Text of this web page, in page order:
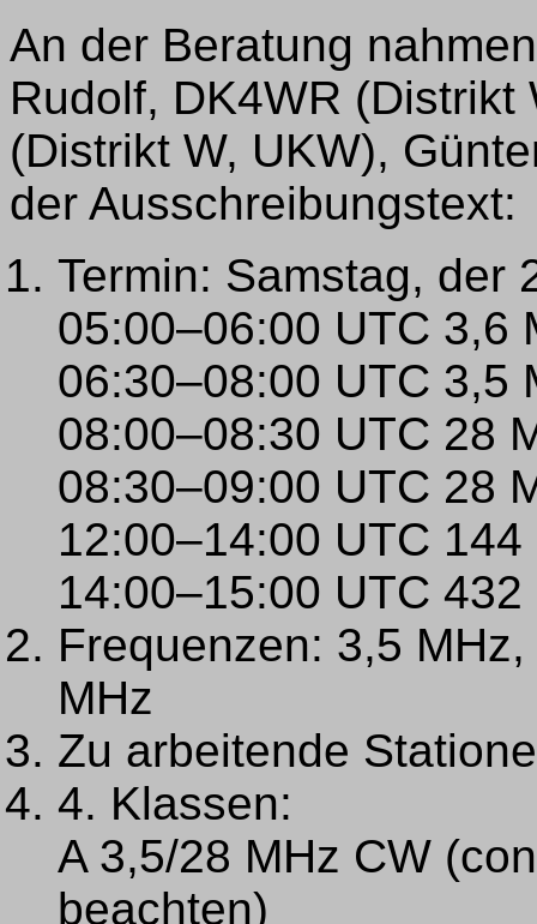
An der Beratung
Rudolf, DK4WR
(Distrikt W, UKW),
der Ausschreibungstext:
Termin: Samstag, der
05:00–06:00 UTC 3,6
06:30–08:00 UTC 3,5
08:00–08:30 UTC 28
08:30–09:00 UTC 28
12:00–14:00 UTC
14:00–15:00 UTC
Frequenzen: 3,5
MHz
Zu arbeitende
4. Klassen:
A 3,5/28 MHz CW
beachten)